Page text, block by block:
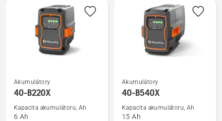
Zobrazit
více
informací
Akumulátory
40-B220X
Kapacita akumulátoru, Ah
6 Ah
Zobrazit
více
informací
Akumulátory
40-B540X
Kapacita akumulátoru, Ah
15 Ah